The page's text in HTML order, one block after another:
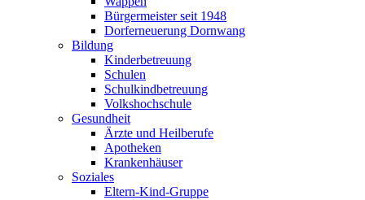
Bürgermeister seit 1948
Dorferneuerung Dornwang
Bildung
Kinderbetreuung
Schulen
Schulkindbetreuung
Volkshochschule
Gesundheit
Ärzte und Heilberufe
Apotheken
Krankenhäuser
Soziales
Eltern-Kind-Gruppe